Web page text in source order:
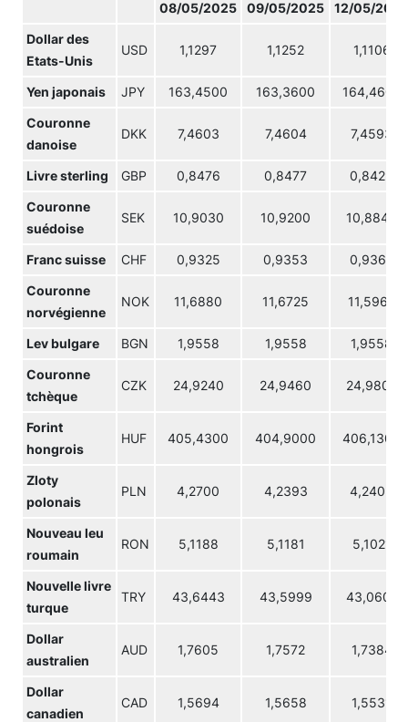
08/05/2025 09/05/2025 12/05/2025
Dollar des
Etats-Unis
USD 1,1297 1,1252 1,1106
Yen japonais JPY 163,4500 163,3600 164,4600
Couronne
danoise
DKK 7,4603 7,4604 7,4593
Livre sterling GBP 0,8476 0,8477 0,8429
Couronne
suédoise
SEK 10,9030 10,9200 10,8845
Franc suisse CHF 0,9325 0,9353 0,9369
Couronne
norvégienne
NOK 11,6880 11,6725 11,5960
Lev bulgare BGN 1,9558 1,9558 1,9558
Couronne
tchèque
CZK 24,9240 24,9460 24,9800
Forint
hongrois
HUF 405,4300 404,9000 406,1300
Zloty
polonais
PLN 4,2700 4,2393 4,2403
Nouveau leu
roumain
RON 5,1188 5,1181 5,1021
Nouvelle livre
turque
TRY 43,6443 43,5999 43,0602
Dollar
australien
AUD 1,7605 1,7572 1,7384
Dollar
canadien
CAD 1,5694 1,5658 1,5531